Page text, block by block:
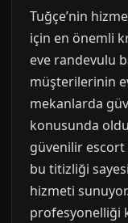
Tuğçe’nin
için en önemli
eve randevulu
müşterilerinin
mekanlarda
konusunda
güvenilir escort
bu titizliği
hizmeti
profesyonelliği